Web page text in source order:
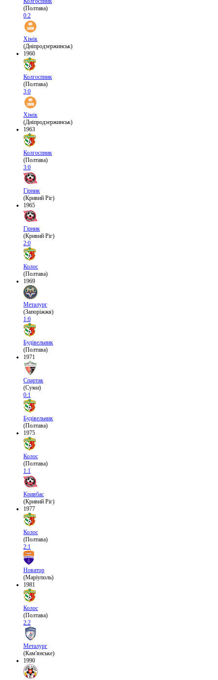
(Полтава)
0:2
Хімік
(Дніпродзержинськ)
1960
Колгоспник
(Полтава)
3:0
Хімік
(Дніпродзержинськ)
1963
Колгоспник
(Полтава)
3:0
Гірник
(Кривий Ріг)
1965
Гірник
(Кривий Ріг)
2:0
Колос
(Полтава)
1969
Металург
(Запоріжжя)
1:0
Будівельник
(Полтава)
1971
Спартак
(Суми)
0:1
Будівельник
(Полтава)
1975
Колос
(Полтава)
1:1
Кривбас
(Кривий Ріг)
1977
Колос
(Полтава)
2:1
Новатор
(Маріуполь)
1981
Колос
(Полтава)
2:2
Металург
(Кам'янське)
1990